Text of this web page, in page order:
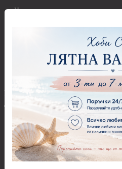
Инструменти за моделиране
Молдове и шаблони
Самосъхнеща глина
Полимерна Глина
Приложни техники и
Декупаж
Декупажна хартия
Оризова декупажна
хартия А4 - Alchemy of Art -
25-30 гр.